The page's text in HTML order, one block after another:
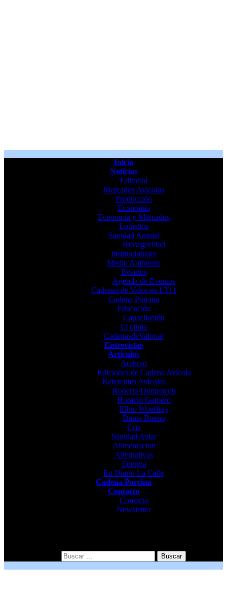
Inicio
Noticias
Editorial
Mercados Avicolas
Producción
Economia
Economía y Mercados
Logistica
Sanidad Animal
Bioseguridad
Institucionales
Medio Ambiente
Eventos
Agenda de Eventos
Cadenas de Valor en LT11
Cadena Porcina
Educación
Capacitación
El clima
CadenasdeValor.ar
Entrevistas
Artículos
Archivo
Ediciones de Cadena Avícola
Referentes Avícolas
Roberto Domenech
Horacio Gamero
Elbio Woeffray
Dante Bueno
Cria
Sanidad Aviar
Alimentacion
Alternativas
Energia
En Diario La Calle
Cadena Porcina
Contacto
Contacto
Newsletter
Buscar: